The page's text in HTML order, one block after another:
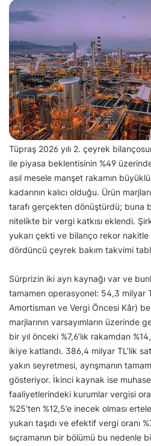
Tüpraş 2026 yılı 2. çeyrek
ile piyasa beklentisinin %49
asıl mesele manşet rakamın
kadarının kalıcı olduğu. Ürün
tarafı gerçekten dönüştürdü; buna
nitelikte bir vergi katkısı eklendi.
yukarı çekti ve bilanço rekor nakitle
dördüncü çeyrek bakım takvimi
Sürprizin iki ayrı kaynağı var ve
tamamen operasyonel: 54,3 milyar
Amortisman ve Vergi Öncesi Kâr)
marjlarının varsayımların üzerinde
bir yıl önceki %7,6’lık rakamdan
ikiye katlandı. 386,4 milyar TL’lik
yakın seyretmesi, ayrışmanın
gösteriyor. İkinci kaynak ise
faaliyetlerindeki kurumlar vergisi
%25’ten %12,5’e inecek olması
yukarı taşıdı ve efektif vergi oranı
sıçramanın bir bölümü bu nedenle